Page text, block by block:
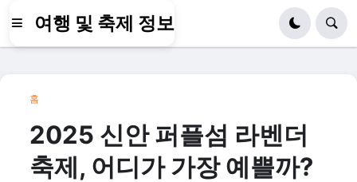
여행 및 축제 정보
홈
2025 신안 퍼플섬 라벤더
축제, 어디가 가장 예쁠까?